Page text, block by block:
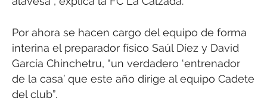
Por ahora se hacen cargo del equipo de forma
interina el preparador físico Saúl Díez y David
García Chinchetru, “un verdadero ‘entrenador
de la casa’ que este año dirige al equipo Cadete
del club”.